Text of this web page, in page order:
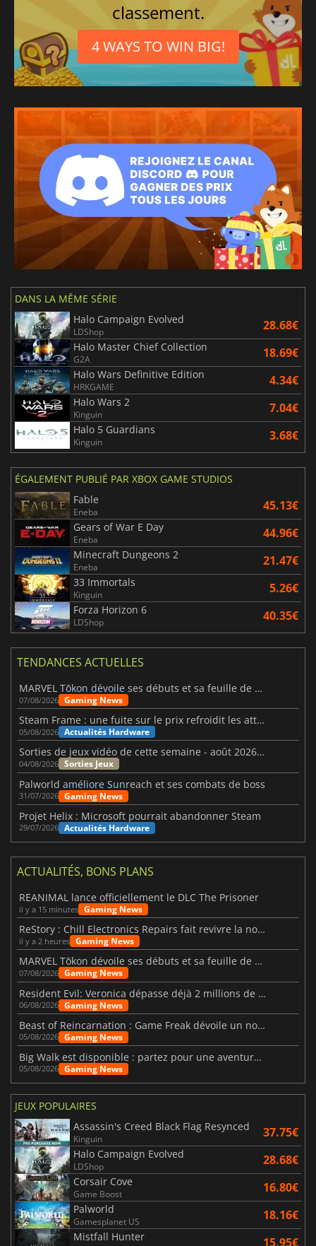
classement.
4 WAYS TO WIN BIG!
DANS LA MÊME SÉRIE
Halo Campaign Evolved
LDShop 28.68€
Halo Master Chief Collection
G2A 18.69€
Halo Wars Definitive Edition
HRKGAME 4.34€
Halo Wars 2
Kinguin 7.04€
Halo 5 Guardians
Kinguin 3.68€
ÉGALEMENT PUBLIÉ PAR XBOX GAME STUDIOS
Fable
Eneba 45.13€
Gears of War E Day
Eneba 44.96€
Minecraft Dungeons 2
Eneba 21.47€
33 Immortals
Kinguin 5.26€
Forza Horizon 6
LDShop 40.35€
TENDANCES ACTUELLES
MARVEL Tōkon dévoile ses débuts et sa feuille de route
07/08/2026 Gaming News
Steam Frame : une fuite sur le prix refroidit les attentes VR
05/08/2026 Actualités Hardware
Sorties de jeux vidéo de cette semaine - août 2026 (semaine 32)
04/08/2026 Sorties Jeux
Palworld améliore Sunreach et ses combats de boss
31/07/2026 Gaming News
Projet Helix : Microsoft pourrait abandonner Steam
29/07/2026 Actualités Hardware
ACTUALITÉS, BONS PLANS
REANIMAL lance officiellement le DLC The Prisoner
il y a 15 minutes Gaming News
ReStory : Chill Electronics Repairs fait revivre la nostalgie des années 2000
il y a 2 heures Gaming News
MARVEL Tōkon dévoile ses débuts et sa feuille de route
07/08/2026 Gaming News
Resident Evil: Veronica dépasse déjà 2 millions de wishlists
06/08/2026 Gaming News
Beast of Reincarnation : Game Freak dévoile un nouveau pari
05/08/2026 Gaming News
Big Walk est disponible : partez pour une aventure entre amis
05/08/2026 Gaming News
JEUX POPULAIRES
Assassin's Creed Black Flag Resynced
Kinguin 37.75€
Halo Campaign Evolved
LDShop 28.68€
Corsair Cove
Game Boost 16.80€
Palworld
Gamesplanet US 18.16€
Mistfall Hunter 15.95€